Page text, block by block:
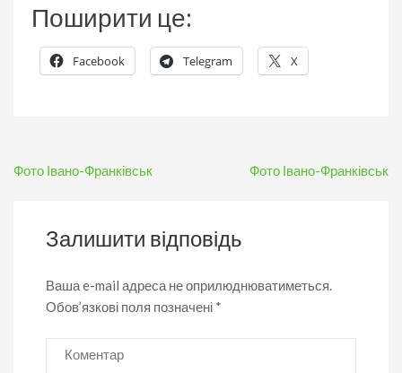
Поширити це:
Facebook Telegram X
Навігація
Фото Івано-Франківськ Фото Івано-Франківськ
Залишити відповідь
Ваша e-mail адреса не оприлюднюватиметься.
Обов’язкові поля позначені *
Коментар